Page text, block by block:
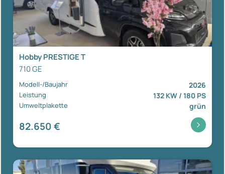
Hobby PRESTIGE T
710 GE
Modell-/Baujahr 2026
Leistung 132 KW / 180 PS
Umweltplakette grün
82.650 €